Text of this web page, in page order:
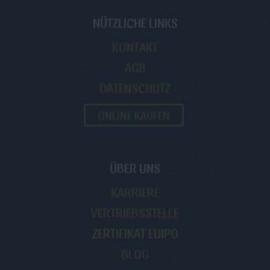
NÜTZLICHE LINKS
ÜBER UNS
ZERTIFIKAT EUIPO